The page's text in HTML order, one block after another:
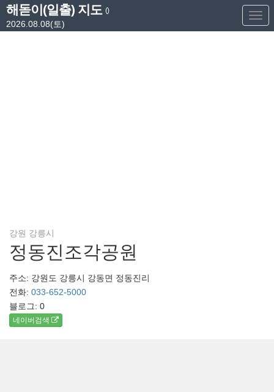
해돋이(일출) 지도 ()
2026.08.08(토)
강원 강릉시
정동진조각공원
주소: 강원도 강릉시 강동면 정동진리
전화: 033-652-5000
블로그: 0
네이버검색